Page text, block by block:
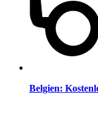
Belgien: